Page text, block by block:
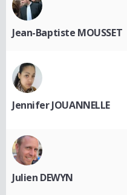
Jean-Baptiste MOUSSET
Jennifer JOUANNELLE
Julien DEWYN